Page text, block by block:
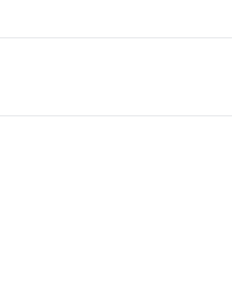
için akıllı telefon ve